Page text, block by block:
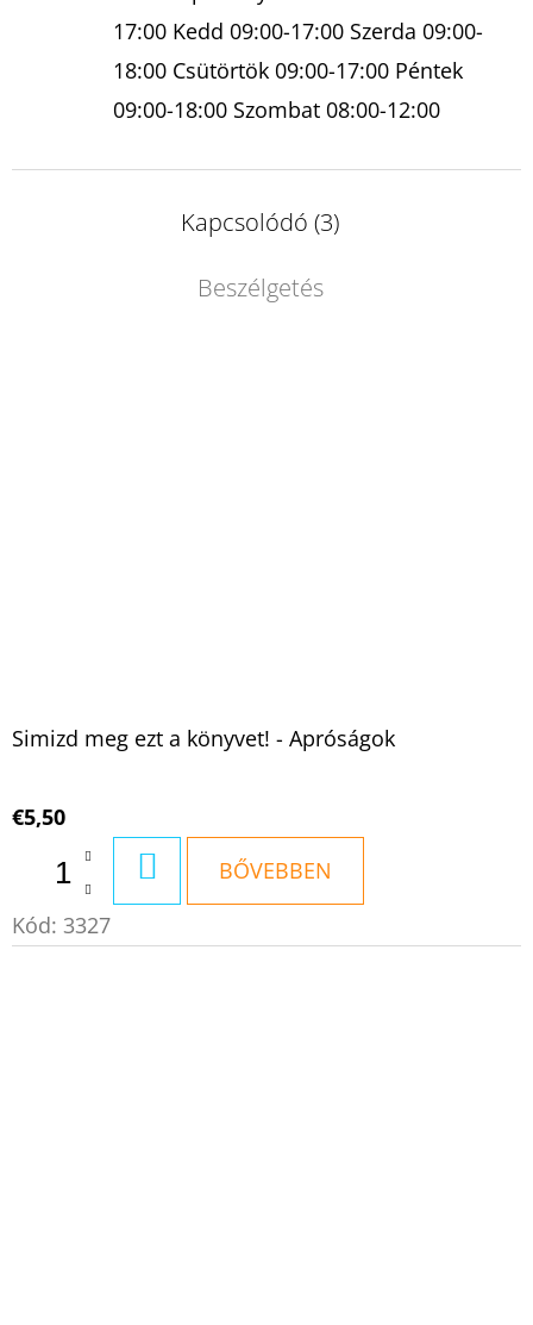
17:00 Kedd 09:00-17:00 Szerda 09:00-
18:00 Csütörtök 09:00-17:00 Péntek
09:00-18:00 Szombat 08:00-12:00
Kapcsolódó (3)
Beszélgetés
Simizd meg ezt a könyvet! - Apróságok
€5,50
KOSÁRBABŐVEBBEN
Kód: 3327